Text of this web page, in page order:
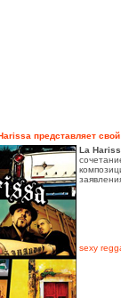
представляет
La
sexy